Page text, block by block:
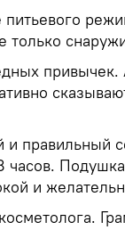
только
привычек.
и правильный
часов.
и